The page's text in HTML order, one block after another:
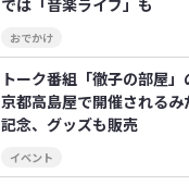
おでかけ
トーク番組「徹子の部屋」
京都高島屋で開催される
記念、グッズも販売
イベント